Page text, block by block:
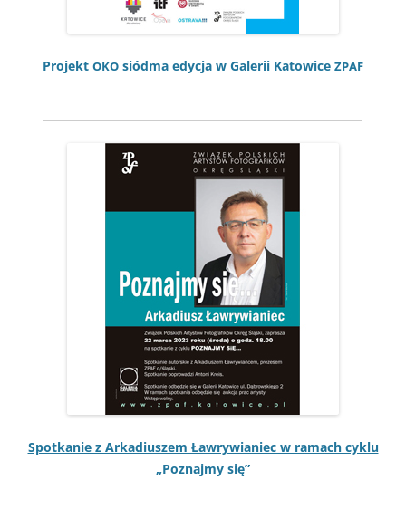
Pro­jekt OKO siód­ma edy­c­ja w Galerii Katow­ice ZPAF
Spotkanie z Arka­diuszem Ławry­wian­iec w ramach cyk­lu
„Poz­na­jmy się”